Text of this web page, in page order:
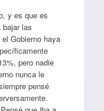
y es que es
bajar las
Gobierno haya
pero nadie
nunca le
pensé